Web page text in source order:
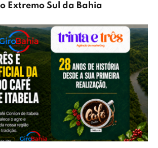
Extremo Sul da Bahia